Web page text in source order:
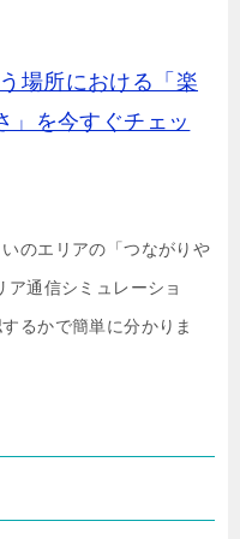
場所における「楽
」を今すぐチェッ
のエリアの「つながりや
通信シミュレーショ
るかで簡単に分かりま